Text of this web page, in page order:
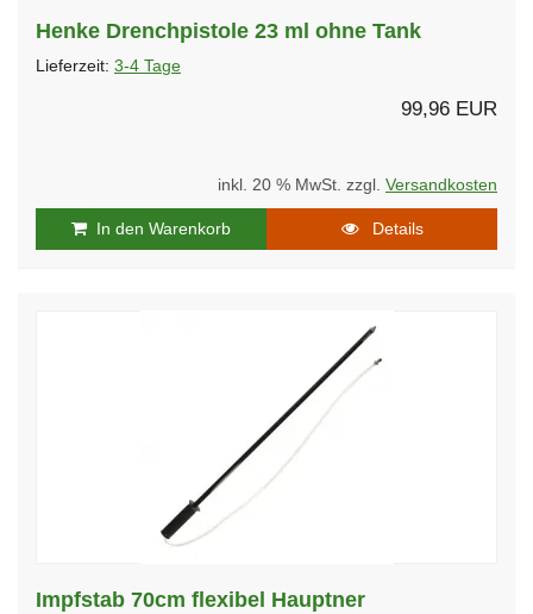
Henke Drenchpistole 23 ml ohne Tank
Lieferzeit: 3-4 Tage
99,96 EUR
inkl. 20 % MwSt. zzgl. Versandkosten
In den Warenkorb Details
Impfstab 70cm flexibel Hauptner